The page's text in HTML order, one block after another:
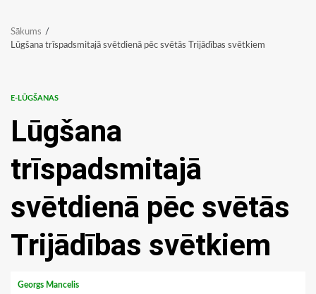
Sākums
Lūgšana trīspadsmitajā svētdienā pēc svētās Trijādības svētkiem
E-LŪGŠANAS
Lūgšana
trīspadsmitajā
svētdienā pēc svētās
Trijādības svētkiem
Georgs Mancelis